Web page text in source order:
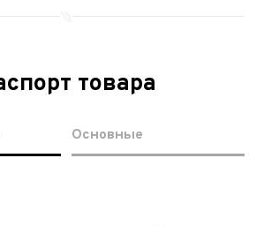
товара
Основные